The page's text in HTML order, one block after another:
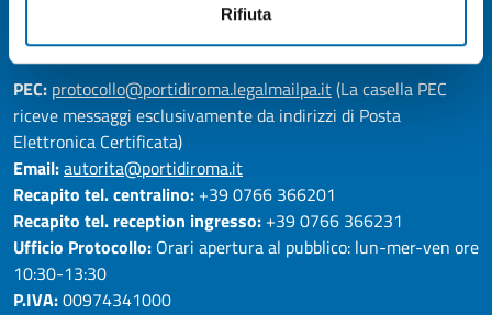
Rifiuta
PEC: protocollo@portidiroma.legalmailpa.it(La casella PEC
riceve messaggi esclusivamente da indirizzi di Posta
Elettronica Certificata)
Email:autorita@portidiroma.it
Recapito tel. centralino: +39 0766 366201
Recapito tel. reception ingresso: +39 0766 366231
Ufficio Protocollo: Orari apertura al pubblico: lun-mer-ven ore
10:30-13:30
P.IVA:00974341000